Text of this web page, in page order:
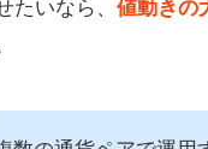
たいなら、 値動きの